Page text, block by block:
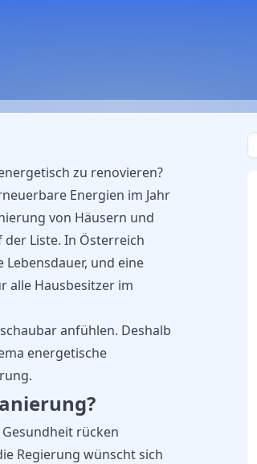
zu renovieren?
Energien im Jahr
von Häusern und
Liste. In Österreich
und eine
alle Hausbesitzer im
anfühlen. Deshalb
energetische
rücken
Regierung wünscht sich